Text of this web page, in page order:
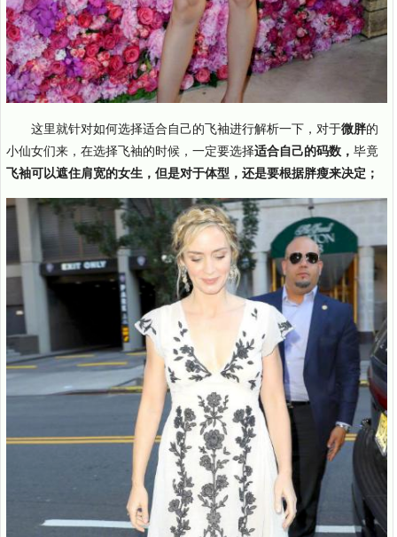
这里就针对如何选择适合自己的飞袖进行解析一下，对于微胖的
小仙女们来，在选择飞袖的时候，一定要选择适合自己的码数， 毕竟
飞袖可以遮住肩宽的女生，但是对于体型，还是要根据胖瘦来决定；